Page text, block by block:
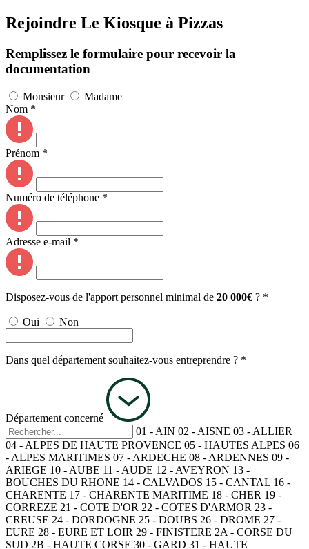
Rejoindre Le Kiosque à Pizzas
Remplissez le formulaire pour recevoir la
documentation
Monsieur
Madame
Nom *
Prénom *
Numéro de téléphone *
Adresse e-mail *
Disposez-vous de l'apport personnel minimal de 20 000€ ? *
Oui Non
Dans quel département souhaitez-vous entreprendre ? *
Département concerné
01 - AIN 02 - AISNE 03 - ALLIER
04 - ALPES DE HAUTE PROVENCE 05 - HAUTES ALPES 06
- ALPES MARITIMES 07 - ARDECHE 08 - ARDENNES 09 -
ARIEGE 10 - AUBE 11 - AUDE 12 - AVEYRON 13 -
BOUCHES DU RHONE 14 - CALVADOS 15 - CANTAL 16 -
CHARENTE 17 - CHARENTE MARITIME 18 - CHER 19 -
CORREZE 21 - COTE D'OR 22 - COTES D'ARMOR 23 -
CREUSE 24 - DORDOGNE 25 - DOUBS 26 - DROME 27 -
EURE 28 - EURE ET LOIR 29 - FINISTERE 2A - CORSE DU
SUD 2B - HAUTE CORSE 30 - GARD 31 - HAUTE